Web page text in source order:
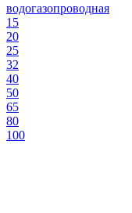
водогазопроводная
15
20
25
32
40
50
65
80
100